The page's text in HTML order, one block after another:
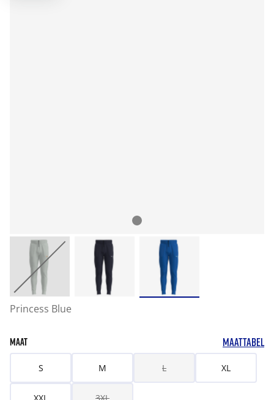
Princess Blue
MAAT MAATTABEL
S M L XL
XXL 3XL